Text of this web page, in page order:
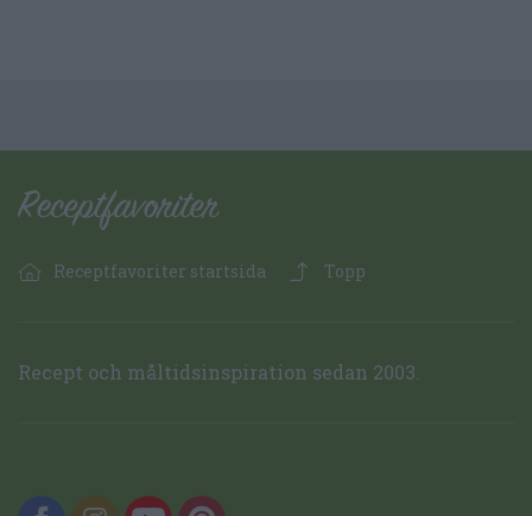
Receptfavoriter startsida Topp
Recept och måltidsinspiration sedan 2003.